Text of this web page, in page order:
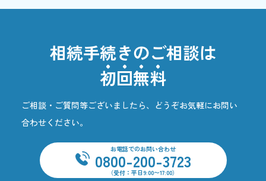
相続手続きのご相談は
初回無料
ご相談・ご質問等ございましたら、どうぞお気軽にお問い
合わせください。
お電話でのお問い合わせ
0800-200-3723
（受付：平日9:00〜17:00）